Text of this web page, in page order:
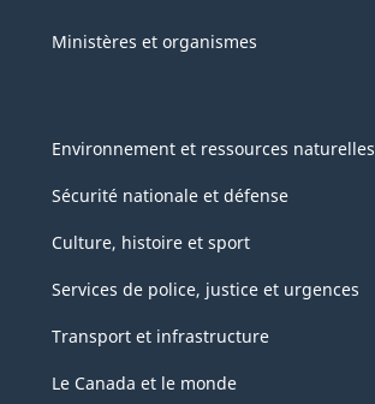
Ministères et organismes
Environnement et ressources naturelles
Sécurité nationale et défense
Culture, histoire et sport
Services de police, justice et urgences
Transport et infrastructure
Le Canada et le monde